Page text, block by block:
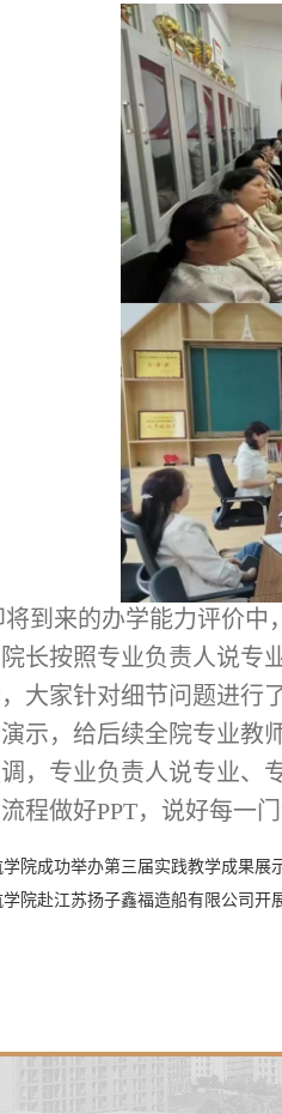
到来的办学能力评价
长按照专业负责人说专
大家针对细节问题进行
示，给后续全院专业教
，专业负责人说专业、
程做好PPT，说好每一
院成功举办第三届实践教学成果展
院赴江苏扬子鑫福造船有限公司开